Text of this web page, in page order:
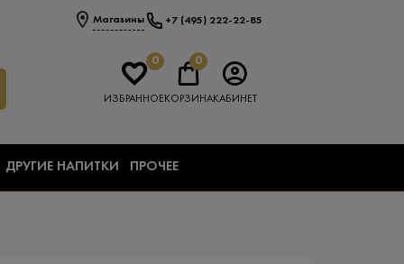
Магазины +7 (495) 222-22-85
0
ИЗБРАННОЕ
0
КОРЗИНАКАБИНЕТ
ДРУГИЕ НАПИТКИ ПРОЧЕЕ